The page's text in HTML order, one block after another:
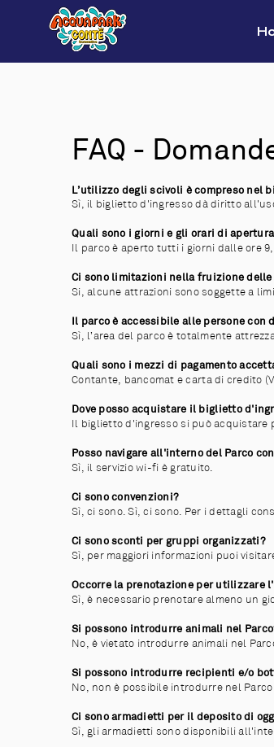
FAQ -
L’utilizzo degli scivoli è compreso nel
Sì, il biglietto d'ingresso dà diritto
Quali sono i giorni e gli orari di
Il parco è aperto tutti i giorni dalle ore
Ci sono limitazioni nella fruizione
Si, alcune attrazioni sono soggette a
Il parco è accessibile alle persone con
Sì, l’area del parco è totalmente
Quali sono i mezzi di pagamento
Contante, bancomat e carta di credito
Dove posso acquistare il biglietto
Il biglietto d'ingresso si può
Posso navigare all'interno del Parco
Sì, il servizio wi-fi è gratuito.
Ci sono convenzioni?
Sì, ci sono. Sì, ci sono. Per i dettagli
Ci sono sconti per gruppi organizzati?
Sì, per maggiori informazioni puoi
Occorre la prenotazione per utilizzare
Sì, è necessario prenotare almeno un
Si possono introdurre animali nel
No, è vietato introdurre animali nel
Si possono introdurre recipienti e/o
No, non è possibile introdurre nel
Ci sono armadietti per il deposito di
Sì, gli armadietti sono disponibili